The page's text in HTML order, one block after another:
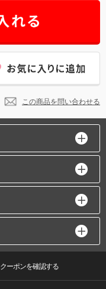
この商品を問い合わせる
クーポンを確認する